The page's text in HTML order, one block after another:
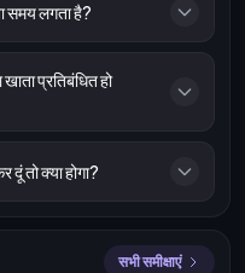
समय लगता है?
प्रतिबंधित हो
दूं तो क्या होगा?
सभी समीक्षाएं